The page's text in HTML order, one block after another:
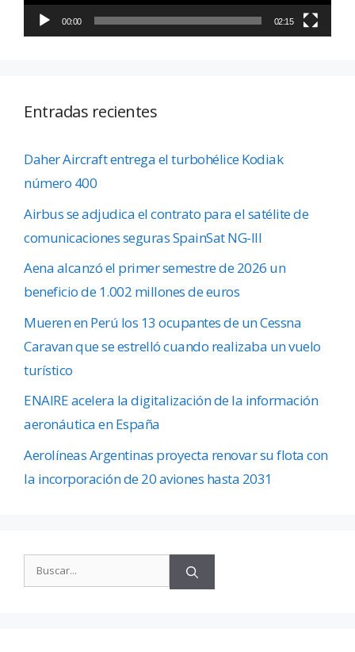
00:00 02:15
Entradas recientes
Daher Aircraft entrega el turbohélice Kodiak
número 400
Airbus se adjudica el contrato para el satélite de
comunicaciones seguras SpainSat NG-III
Aena alcanzó el primer semestre de 2026 un
beneficio de 1.002 millones de euros
Mueren en Perú los 13 ocupantes de un Cessna
Caravan que se estrelló cuando realizaba un vuelo
turístico
ENAIRE acelera la digitalización de la información
aeronáutica en España
Aerolíneas Argentinas proyecta renovar su flota con
la incorporación de 20 aviones hasta 2031